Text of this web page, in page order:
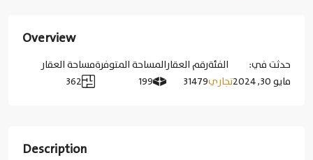
Overview
حدثت في:
مايو 30, 2024
الفئة
تجاري
رقم العقار
31479
المساحة المتوفرة
199
مساحة العقار
362
Description